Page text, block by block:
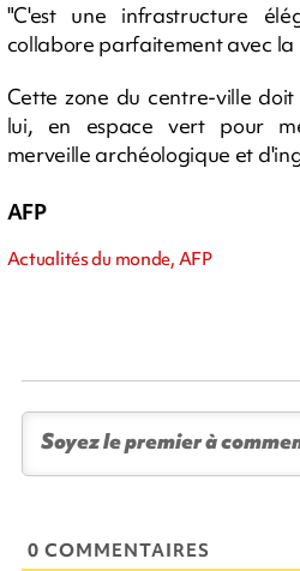
"C'est une infrastructure
collabore parfaitement avec
Cette zone du centre-ville
lui, en espace vert pour
merveille archéologique et
AFP
Actualités du monde, AFP
0 COMMENTAIRES